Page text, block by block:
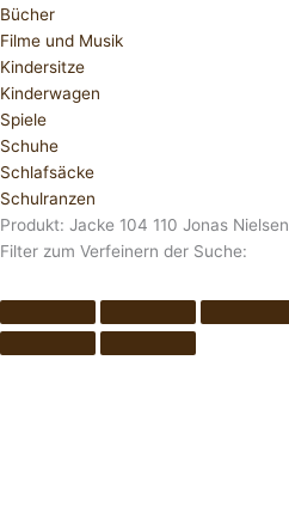
Bücher
Filme und Musik
Kindersitze
Kinderwagen
Spiele
Schuhe
Schlafsäcke
Schulranzen
Produkt: Jacke 104 110 Jonas Nielsen
Filter zum Verfeinern der Suche: